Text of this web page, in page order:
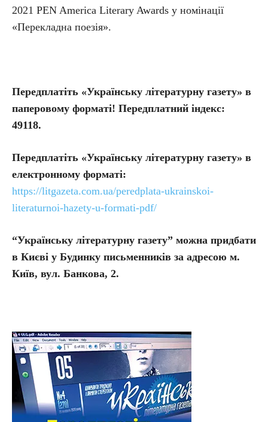
2021 PEN America Literary Awards у номінації
«Перекладна поезія».
Передплатіть «Українську літературну газету» в
паперовому форматі! Передплатний індекс:
49118.
Передплатіть «Українську літературну газету» в
електронному форматі:
https://litgazeta.com.ua/peredplata-ukrainskoi-
literaturnoi-hazety-u-formati-pdf/
“Українську літературну газету” можна придбати
в Києві у Будинку письменників за адресою м.
Київ, вул. Банкова, 2.